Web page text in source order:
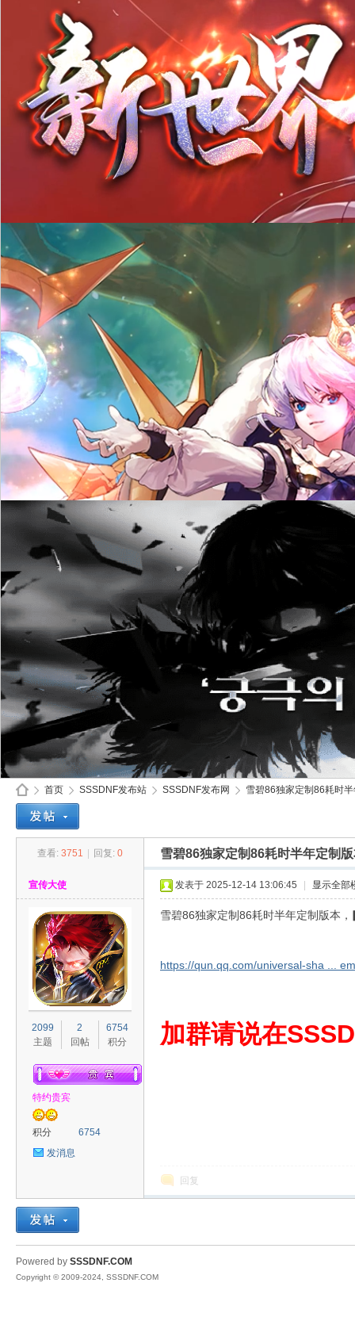
首页
›
SSSDNF发布站 SSSDNF发布网
›
雪碧86独家定制86耗时
查看: 3751 回复: 0 雪碧86独家定制86耗时半年定制
宣传大使
2099
主题
2
回帖
6754
积分
特约贵宾
积分
6754
发消息
发表于 2025-12-14 13:06:45 显示全部
雪碧86独家定制86耗时半年定制版本
https://qun.qq.com/universal-sha ...
加群请说在
回复
Powered by SSSDNF.COM
Copyright © 2009-2024, SSSDNF.COM